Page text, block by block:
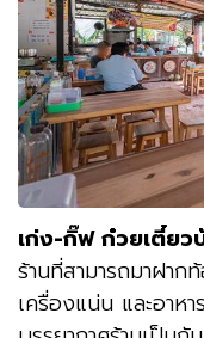
เก่ง-กิ๊ฟ ก๋วยเตี๋ยว
ร้านที่สามารถมาฝา
เครื่องแน่น และอาห